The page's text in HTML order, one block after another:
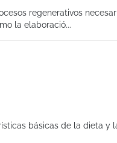
regenerativos
la elaboració...
básicas de la dieta y